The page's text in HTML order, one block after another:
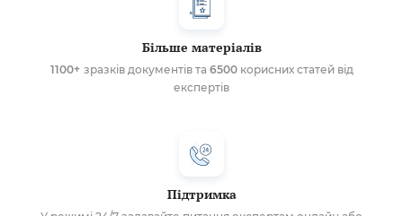
Більше матеріалів
1100+ зразків документів та 6500корисних статей від
експертів
Підтримка